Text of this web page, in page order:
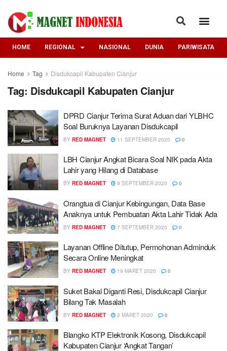
HOME REGIONAL NASIONAL DUNIA PARIWISATA
Home Tag Disdukcapil Kabupaten Cianjur
Tag: Disdukcapil Kabupaten Cianjur
DPRD Cianjur Terima Surat Aduan dari YLBHC
Soal Buruknya Layanan Disdukcapil
BY RED MAGNET 11 SEPTEMBER 2020 0
LBH Cianjur Angkat Bicara Soal NIK pada Akta
Lahir yang Hilang di Database
BY RED MAGNET 9 SEPTEMBER 2020 0
Orangtua di Cianjur Kebingungan, Data Base
Anaknya untuk Pembuatan Akta Lahir Tidak Ada
BY RED MAGNET 7 SEPTEMBER 2020 0
Layanan Offline Ditutup, Permohonan Adminduk
Secara Online Meningkat
BY RED MAGNET 19 MARET 2020 0
Suket Bakal Diganti Resi, Disdukcapil Cianjur
Bilang Tak Masalah
BY RED MAGNET 2 MARET 2020 0
Blangko KTP Elektronik Kosong, Disdukcapil
Kabupaten Cianjur ‘Angkat Tangan’